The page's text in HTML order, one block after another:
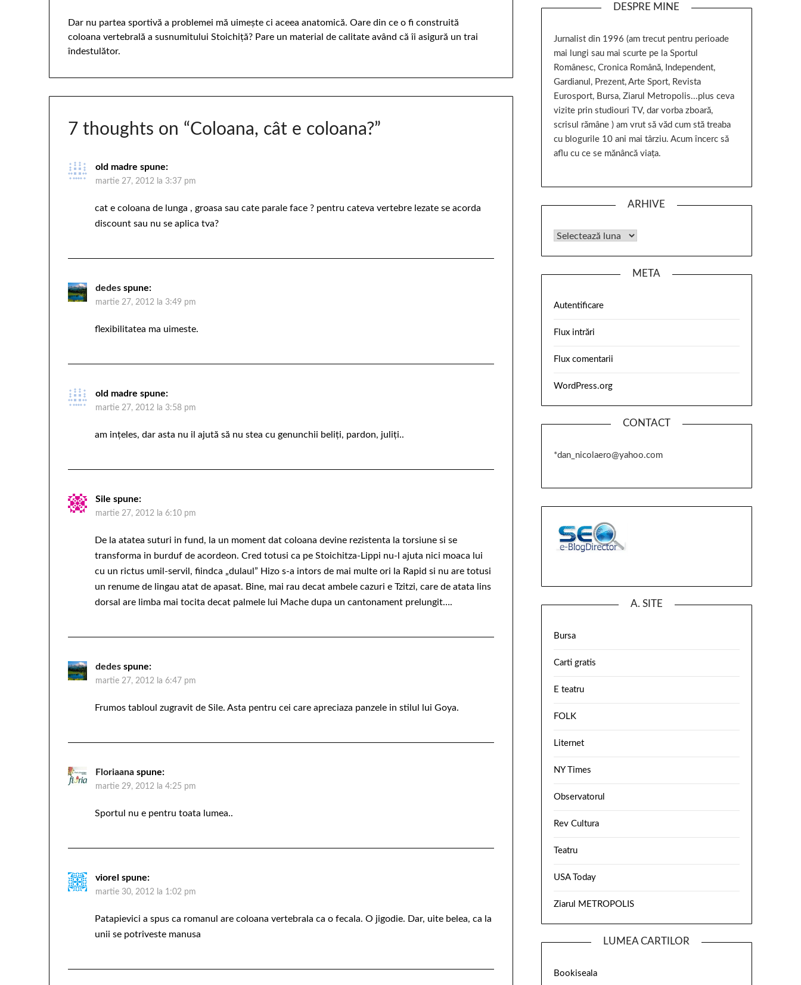
Dar nu partea sportivă a problemei mă uimeşte ci aceea anatomică. Oare din ce o fi construită
coloana vertebrală a susnumitului Stoichiţă? Pare un material de calitate având că îi asigură un trai
îndestulător.
7 thoughts on “Coloana, cât e coloana?”
old madre spune:
martie 27, 2012 la 3:37 pm
cat e coloana de lunga , groasa sau cate parale face ? pentru cateva vertebre lezate se acorda
discount sau nu se aplica tva?
dedes spune:
martie 27, 2012 la 3:49 pm
flexibilitatea ma uimeste.
old madre spune:
martie 27, 2012 la 3:58 pm
am ințeles, dar asta nu il ajută să nu stea cu genunchii beliți, pardon, juliți..
Sile spune:
martie 27, 2012 la 6:10 pm
De la atatea suturi in fund, la un moment dat coloana devine rezistenta la torsiune si se
transforma in burduf de acordeon. Cred totusi ca pe Stoichitza-Lippi nu-l ajuta nici moaca lui
cu un rictus umil-servil, fiindca „dulaul” Hizo s-a intors de mai multe ori la Rapid si nu are totusi
un renume de lingau atat de apasat. Bine, mai rau decat ambele cazuri e Tzitzi, care de atata lins
dorsal are limba mai tocita decat palmele lui Mache dupa un cantonament prelungit….
dedes spune:
martie 27, 2012 la 6:47 pm
Frumos tabloul zugravit de Sile. Asta pentru cei care apreciaza panzele in stilul lui Goya.
Floriaana spune:
martie 29, 2012 la 4:25 pm
Sportul nu e pentru toata lumea..
viorel spune:
martie 30, 2012 la 1:02 pm
Patapievici a spus ca romanul are coloana vertebrala ca o fecala. O jigodie. Dar, uite belea, ca la
unii se potriveste manusa
DESPRE MINE
Jurnalist din 1996 (am trecut pentru perioade
mai lungi sau mai scurte pe la Sportul
Românesc, Cronica Română, Independent,
Gardianul, Prezent, Arte Sport, Revista
Eurosport, Bursa, Ziarul Metropolis...plus ceva
vizite prin studiouri TV, dar vorba zboară,
scrisul rămâne ) am vrut să văd cum stă treaba
cu blogurile 10 ani mai târziu. Acum încerc să
aflu cu ce se mănâncă viața.
ARHIVE
META
Autentificare
Flux intrări
Flux comentarii
WordPress.org
CONTACT
*dan_nicolaero@yahoo.com
A. SITE
Bursa
Carti gratis
E teatru
FOLK
Liternet
NY Times
Observatorul
Rev Cultura
Teatru
USA Today
Ziarul METROPOLIS
LUMEA CARTILOR
Bookiseala